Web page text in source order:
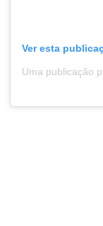
Ver esta